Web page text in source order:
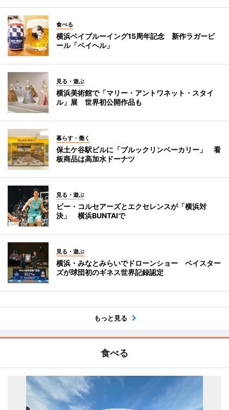
食べる
横浜ベイブルーイング15周年記念 新作ラガービ
ール「ベイヘル」
見る・遊ぶ
横浜美術館で「マリー・アントワネット・スタイ
ル」展 世界初公開作品も
暮らす・働く
保土ケ谷駅ビルに「ブルックリンベーカリー」 看
板商品は高加水ドーナツ
見る・遊ぶ
ビー・コルセアーズとエクセレンスが「横浜対
決」 横浜BUNTAIで
見る・遊ぶ
横浜・みなとみらいでドローンショー ベイスター
ズが球団初のギネス世界記録認定
もっと見る
食べる